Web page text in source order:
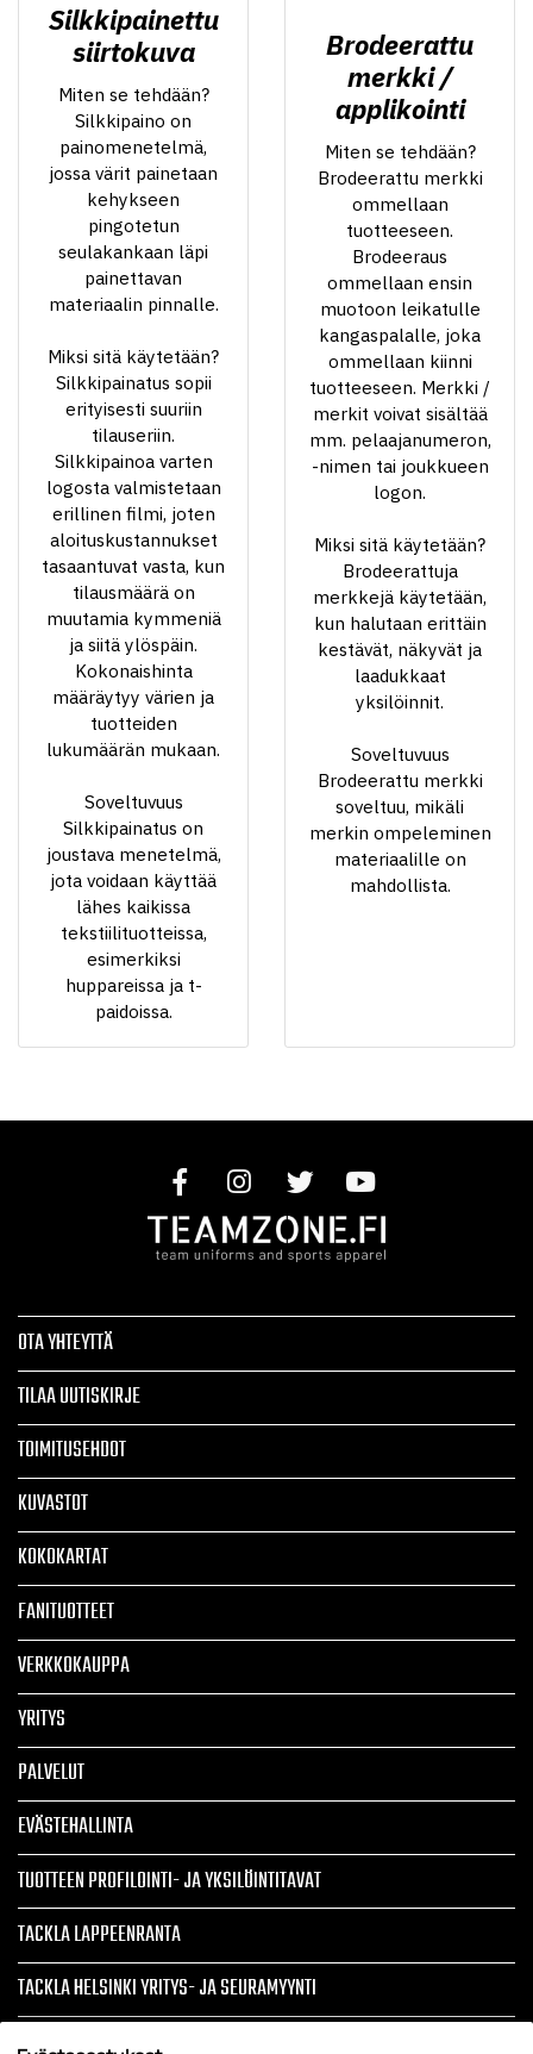
Silkkipainettu
siirtokuva
Miten se tehdään?
Silkkipaino on
painomenetelmä,
jossa värit painetaan
kehykseen
pingotetun
seulakankaan läpi
painettavan
materiaalin pinnalle.
Miksi sitä käytetään?
Silkkipainatus sopii
erityisesti suuriin
tilauseriin.
Silkkipainoa varten
logosta valmistetaan
erillinen filmi, joten
aloituskustannukset
tasaantuvat vasta, kun
tilausmäärä on
muutamia kymmeniä
ja siitä ylöspäin.
Kokonaishinta
määräytyy värien ja
tuotteiden
lukumäärän mukaan.
Soveltuvuus
Silkkipainatus on
joustava menetelmä,
jota voidaan käyttää
lähes kaikissa
tekstiilituotteissa,
esimerkiksi
huppareissa ja t-
paidoissa.
Brodeerattu
merkki /
applikointi
Miten se tehdään?
Brodeerattu merkki
ommellaan
tuotteeseen.
Brodeeraus
ommellaan ensin
muotoon leikatulle
kangaspalalle, joka
ommellaan kiinni
tuotteeseen. Merkki /
merkit voivat sisältää
mm. pelaajanumeron,
-nimen tai joukkueen
logon.
Miksi sitä käytetään?
Brodeerattuja
merkkejä käytetään,
kun halutaan erittäin
kestävät, näkyvät ja
laadukkaat
yksilöinnit.
Soveltuvuus
Brodeerattu merkki
soveltuu, mikäli
merkin ompeleminen
materiaalille on
mahdollista.
OTA YHTEYTTÄ
TILAA UUTISKIRJE
TOIMITUSEHDOT
KUVASTOT
KOKOKARTAT
FANITUOTTEET
VERKKOKAUPPA
YRITYS
PALVELUT
EVÄSTEHALLINTA
TUOTTEEN PROFILOINTI- JA YKSILÖINTITAVAT
TACKLA LAPPEENRANTA
TACKLA HELSINKI YRITYS- JA SEURAMYYNTI
ARTIKKELIT